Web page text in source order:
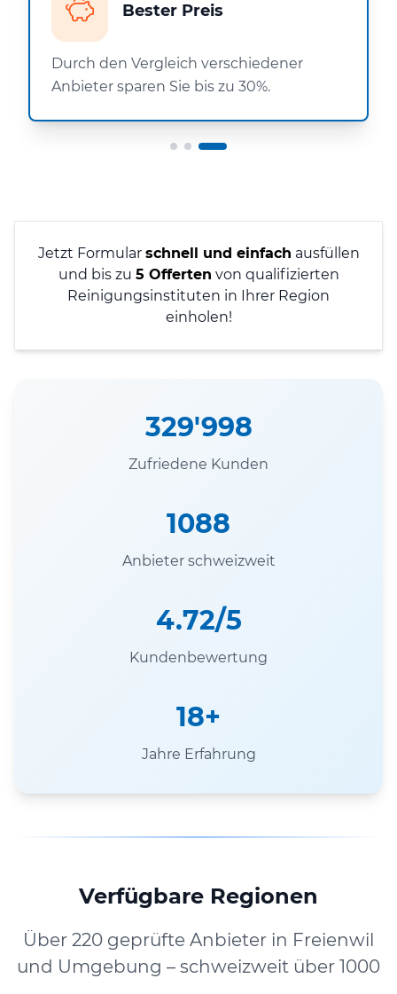
Bester Preis
Durch den Vergleich verschiedener
Anbieter sparen Sie bis zu 30%.
Jetzt Formular schnell und einfach ausfüllen
und bis zu 5 Offerten von qualifizierten
Reinigungsinstituten in Ihrer Region
einholen!
329'998
Zufriedene Kunden
1088
Anbieter schweizweit
4.72/5
Kundenbewertung
18+
Jahre Erfahrung
Verfügbare Regionen
Über 220 geprüfte Anbieter in Freienwil
und Umgebung – schweizweit über 1000